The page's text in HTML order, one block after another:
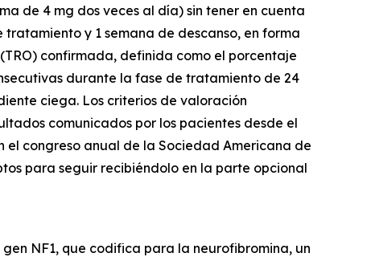
de 4 mg dos veces al día) sin tener en cuenta
y 1 semana de descanso, en forma
confirmada, definida como el porcentaje
durante la fase de tratamiento de 24
ciega. Los criterios de valoración
comunicados por los pacientes desde el
el congreso anual de la Sociedad Americana de
para seguir recibiéndolo en la parte opcional
NF1, que codifica para la neurofibromina, un